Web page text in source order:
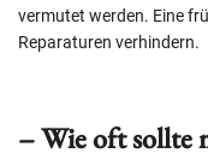
vermutet werden. Eine
Reparaturen verhindern.
– Wie oft sollte